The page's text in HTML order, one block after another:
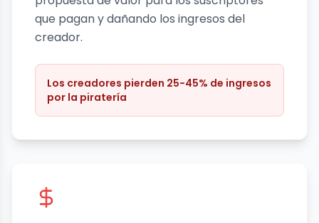
que pagan y dañando los ingresos del
creador.
Los creadores pierden 25-45% de ingresos
por la piratería